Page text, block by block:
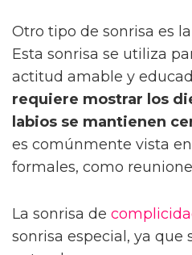
Otro tipo de sonrisa es
Esta sonrisa se utiliza
actitud amable y
requiere mostrar los
labios se mantienen
es comúnmente vista
formales, como
La sonrisa de
sonrisa especial, ya que